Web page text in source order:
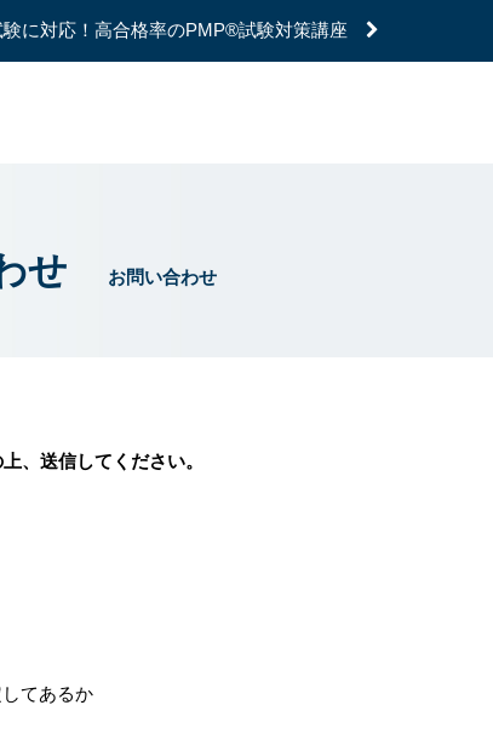
験に対応！高合格率のPMP®試験対策講座
せ お問い合わせ
、送信してください。
てあるか